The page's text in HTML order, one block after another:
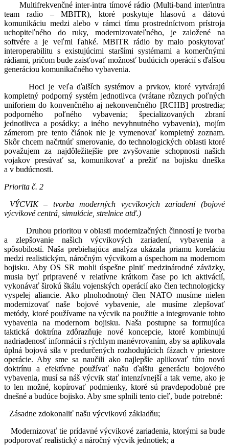
inter-intra tímové rádio (Multi-band inter/intra
team radio – MBITR), ktoré poskytuje hlasovú a dátovú
komunikáciu medzi alebo v rámci tímu prostredníctvom prístroja
uchopiteľného do ruky, modernizovateľného, je založené na
softvére a je veľmi ľahké. MBITR rádio by malo poskytovať
interoperabilitu s existujúcimi staršími systémami a komerčnými
rádiami, pričom bude zaisťovať možnosť budúcich operácií s ďalšou
generáciou komunikačného vybavenia.
Hoci je veľa ďalších systémov a prvkov, ktoré vytvárajú
kompletný podporný systém jednotlivca (vrátane rôznych poľných
uniforiem do konvenčného aj nekonvenčného [RCHB] prostredia;
podporného poľného vybavenia; špecializovaných zbraní
jednotlivca a posádky; a iného nevyhnutného vybavenia), mojím
zámerom pre tento článok nie je vymenovať kompletný zoznam.
Skôr chcem načrtnúť smerovanie, do technologických oblasti ktoré
považujem za najdôležitejšie pre zvyšovanie schopnosti našich
vojakov presúvať sa, komunikovať a prežiť na bojisku dneška
a v budúcnosti.
Priorita č. 2
VÝCVIK – tvorba moderných vycvikových zariadení (bojové
výcvikové centrá, simulácie, strelnice atď.)
Druhou prioritou v oblasti modernizačných činností je tvorba
a zlepšovanie našich výcvikových zariadení, vybavenia a
spôsobilostí. Naša prebiehajúca analýza ukázala priamu koreláciu
medzi realistickým, náročným výcvikom a úspechom na modernom
bojisku. Aby OS SR mohli úspešne plniť medzinárodné záväzky,
musia byť pripravené v relatívne krátkom čase po ich aktivácií,
vykonávať širokú škálu vojenských operácií ako člen technologicky
vyspelej aliancie. Ako plnohodnotný člen NATO musíme nielen
modernizovať naše bojové vybavenie, ale musíme zlepšovať
metódy, ktoré používame na výcvik na použitie a integrovanie tohto
vybavenia na modernom bojisku. Naša postupne sa formujúca
taktická doktrína zdôrazňuje nové koncepcie, ktoré kombinujú
nadriadenosť informácií s rýchlym manévrovaním, aby sa aplikovala
úplná bojová sila v predurčených rozhodujúcich fázach v priestore
operácie. Aby sme sa naučili ako najlepšie aplikovať túto novú
doktrínu a efektívne používať našu ďalšiu generáciu bojového
vybavenia, musí sa náš výcvik stať intenzívnejší a tak verne, ako je
to len možné, kopírovať podmienky, ktoré sú pravdepodobné pre
dnešné a budúce bojisko. Aby sme splnili tento cieľ, bude potrebné:
zdokonaliť našu výcvikovú základňu;
tie prídavné výcvikové zariadenia, ktorými sa bude
podporovať realistický a náročný výcvik jednotiek; a